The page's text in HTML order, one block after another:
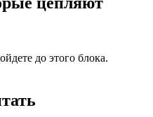
до этого блока.